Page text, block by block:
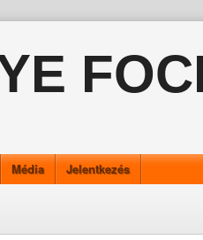
Média Jelentkezés